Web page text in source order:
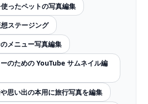
ったペットの写真編集
ステージング
メニュー写真編集
のための YouTube サムネイル編
思い出の本用に旅行写真を編集